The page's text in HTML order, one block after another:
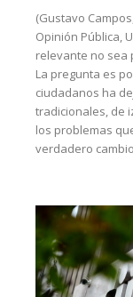
(Gustavo
Opinión Pública,
relevante no sea
La pregunta es
ciudadanos ha
tradicionales, de
los problemas
verdadero